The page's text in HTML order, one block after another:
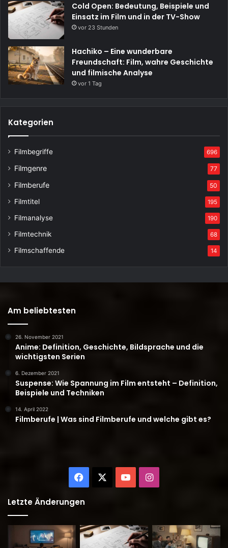
Cold Open: Bedeutung, Beispiele und
Einsatz im Film und in der TV-Show
vor 23 Stunden
Hachiko – Eine wunderbare
Freundschaft: Film, wahre Geschichte
und filmische Analyse
vor 1 Tag
Kategorien
Filmbegriffe 696
Filmgenre 77
Filmberufe 50
Filmtitel 195
Filmanalyse 190
Filmtechnik 68
Filmschaffende 14
Am beliebtesten
26. November 2021
Anime: Definition, Geschichte, Bildsprache und die
wichtigsten Serien
6. Dezember 2021
Suspense: Wie Spannung im Film entsteht – Definition,
Beispiele und Techniken
14. April 2022
Filmberufe | Was sind Filmberufe und welche gibt es?
Facebook YouTubeInstagram
Letzte Änderungen